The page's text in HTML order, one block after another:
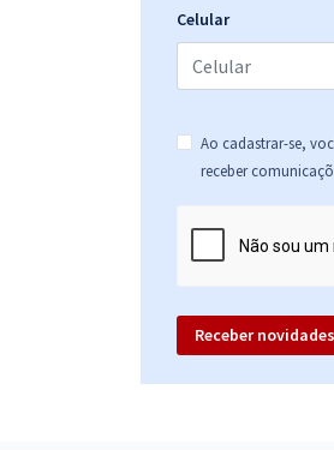
Celular
Ao cadastrar-se,
receber
Receber novidades